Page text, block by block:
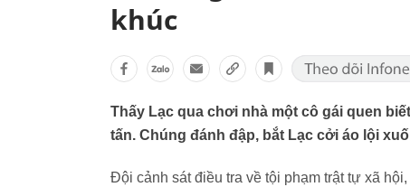
khúc
Thấy Lạc qua chơi nhà một cô gái quen
tấn. Chúng đánh đập, bắt Lạc cởi áo lội
Đội cảnh sát điều tra về tội phạm trật tự xã